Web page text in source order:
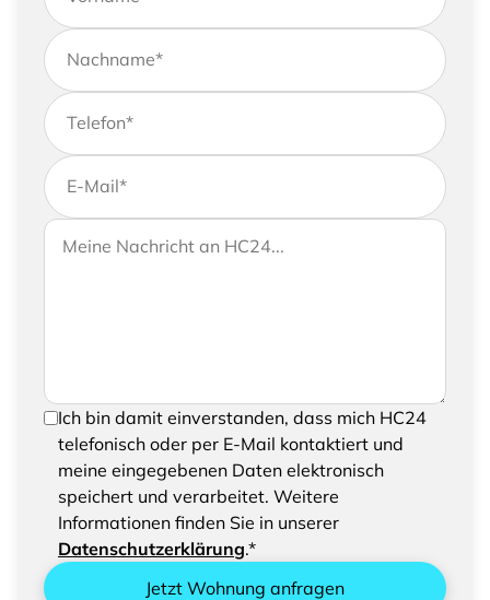
Nachname*
Telefon*
E-Mail*
Wenn Sie uns weitere Informationen zukommen
lassen möchten, können Sie Ihrer Anfrage gerne
Ihre Nachricht an HC24
Um Ihre Anfrage senden zu können, bestätigen
Sie bitte das Speichern und Verarbeiten Ihrer
eingegebenen Daten
Ich bin damit einverstanden, dass mich HC24
telefonisch oder per E-Mail kontaktiert und
meine eingegebenen Daten elektronisch
speichert und verarbeitet. Weitere
Informationen finden Sie in unserer
Datenschutzerklärung.*
Jetzt Wohnung anfragen